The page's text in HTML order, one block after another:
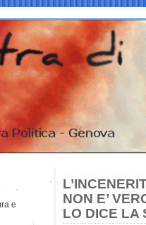
NON E’
LO DICE LA
e